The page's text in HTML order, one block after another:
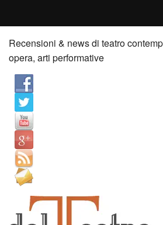
Home
Recensioni
Anticipazioni
News
Palazzi consiglia
Video
Chi siamo
Recensioni & news di teatro
opera, arti performative